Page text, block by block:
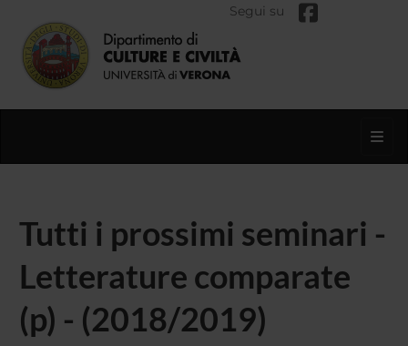
Segui su
Tutti i prossimi seminari -
Letterature comparate
(p) - (2018/2019)